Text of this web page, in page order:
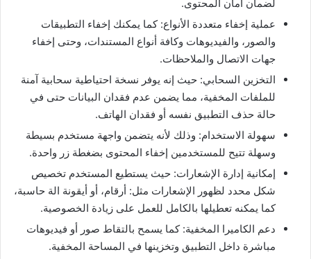
لضمان أمان المحتوى.
عملية إخفاء متعددة الأنواع: كما يمكنك إخفاء التطبيقات
والصور، والفيديوهات وكافة أنواع المستندات، وحتى إخفاء
جهات الاتصال والملاحظات.
التخزين السحابي: حيث إنه يوفر نسخة احتياطية سحابية آمنة
للملفات المخفية، مما يضمن عدم فقدان البيانات حتى في
حالة حذف التطبيق نفسه أو فقدان الهاتف.
سهولة الاستخدام: وذلك لأنه يتضمن واجهة مستخدم بسيطة
وسهلة تتيح للمستخدمين إخفاء المحتوى بضغطة زر واحدة.
إمكانية إدارة الإشعارات: حيث يستطيع المستخدم تخصيص
شكل محدد لظهور الإشعارات مثل: أرقام، أو أيقونة الة حاسبة،
كما يمكنه تعطيلها بالكامل للعمل على زيادة الخصوصية.
دعم الكاميرا المخفية: كما يسمح بالتقاط صور أو فيديوهات
مباشرة داخل التطبيق وتخزينها في المساحة المخفية.